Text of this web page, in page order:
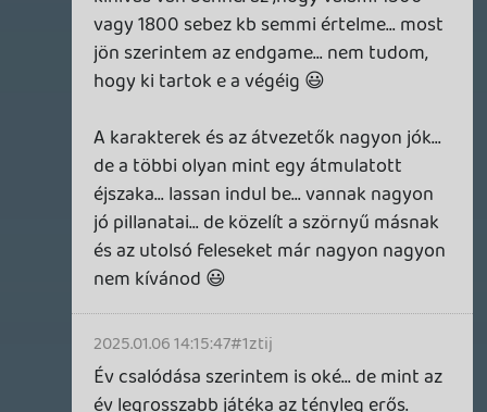
Deadshot kapott is 1 legendary fegyvert...
azóta kb semmit sem dob.
A ridler kihívásokat szerintem deadshottal
kapuk kikészítenek 😃
ne5h 2024.12.27 21:39:17
soliduss 2024.12.29 15:13:54 #1zsx3
szerintem működő képes egyedül is. A
story és a körítés nagyon nagyon jó.
Amolyan igazi Suicide S feelinget ad ami az
egész játék célja. Az arc mimika...
félelmetesen jó. A háború dúlta Metropolis
meg amolyan nextgen feelinget az az öreg
Arkham Knight után... csak az a francos
gameplay ne lenne.